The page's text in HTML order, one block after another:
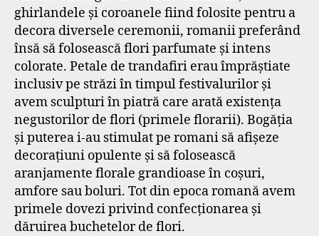
ghirlandele și coroanele fiind folosite pentru a
decora diversele ceremonii, romanii preferând
însă să folosească flori parfumate și intens
colorate. Petale de trandafiri erau împrăștiate
inclusiv pe străzi în timpul festivalurilor și
avem sculpturi în piatră care arată existența
negustorilor de flori (primele florarii). Bogăția
și puterea i-au stimulat pe romani să afișeze
decorațiuni opulente și să folosească
aranjamente florale grandioase în coșuri,
amfore sau boluri. Tot din epoca romană avem
primele dovezi privind confecționarea și
dăruirea buchetelor de flori.